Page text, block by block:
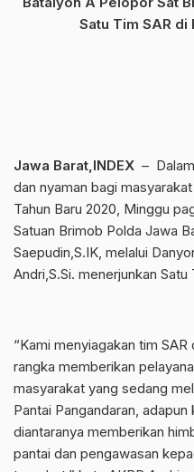
Satu Tim SAR di
Jawa Barat,INDEX –
dan nyaman bagi
Tahun Baru 2020, Minggu
Satuan Brimob Polda Jawa
Saepudin,S.IK, melalui
Andri,S.Si. menerjunkan Satu
“Kami menyiagakan tim
rangka memberikan
masyarakat yang sedang
Pantai Pangandaran,
diantaranya memberikan
pantai dan pengawasan